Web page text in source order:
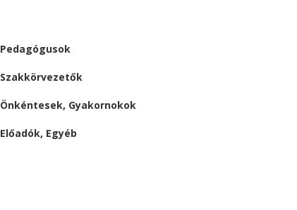
Pedagógusok
Szakkörvezetők
Önkéntesek, Gyakornokok
Előadók, Egyéb